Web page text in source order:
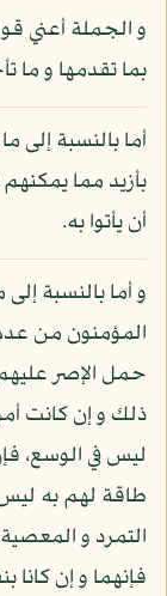
و الجملة أعني
بما تقدمها و ما
أما بالنسبة إلى
بأزيد مما
أن يأتوا به.
و أما بالنسبة
المؤمنون من
حمل الإصر
ذلك و إن كانت
ليس في الوسع،
طاقة لهم به
التمرد و
فإنهما و إن كانا